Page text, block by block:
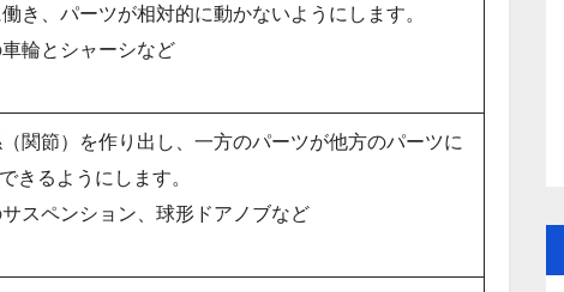
き、パーツが相対的に動かないようにします。
輪とシャーシなど
関節）を作り出し、一方のパーツが他方のパーツに
きるようにします。
スペンション、球形ドアノブなど